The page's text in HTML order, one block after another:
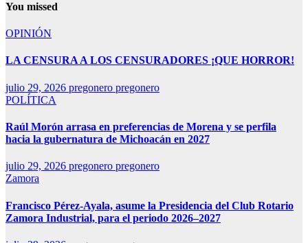
You missed
OPINIÓN
LA CENSURA A LOS CENSURADORES ¡QUE HORROR!
julio 29, 2026 pregonero pregonero
POLÍTICA
Raúl Morón arrasa en preferencias de Morena y se perfila
hacia la gubernatura de Michoacán en 2027
julio 29, 2026 pregonero pregonero
Zamora
Francisco Pérez-Ayala, asume la Presidencia del Club Rotario
Zamora Industrial, para el periodo 2026–2027